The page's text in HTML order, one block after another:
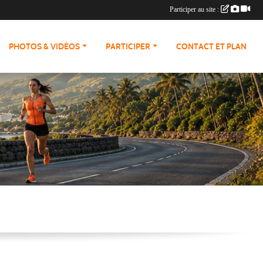
PHOTOS & VIDÉOS PARTICIPER CONTACT ET PLAN
Participer au site :